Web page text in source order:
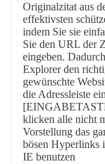
Originalzitat aus
effektivsten
indem Sie sie
Sie den URL der
eingeben.
Explorer den
gewünschte
die Adressleiste
klicken alle nicht
Vorstellung das
bösen Hyperlinks
IE benutzen